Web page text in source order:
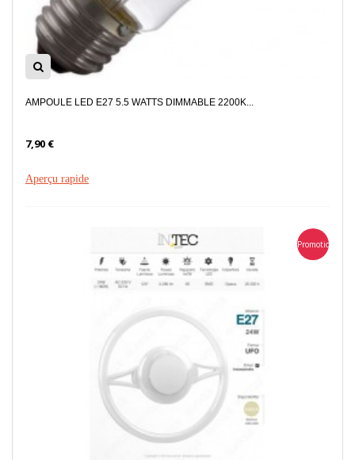
AMPOULE LED E27 5.5 WATTS DIMMABLE 2200K...
7,90 €
Aperçu rapide
Promotion